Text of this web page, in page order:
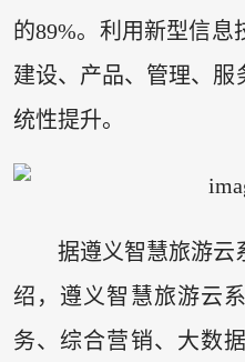
的89%。利用新型信息
建设、产品、管理、服
统性提升。
据遵义智慧旅游云
绍，遵义智慧旅游云
务、综合营销、大数